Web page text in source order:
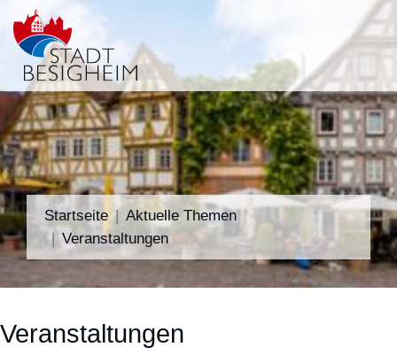
Startseite
Aktuelle Themen
Veranstaltungen
Veranstaltungen